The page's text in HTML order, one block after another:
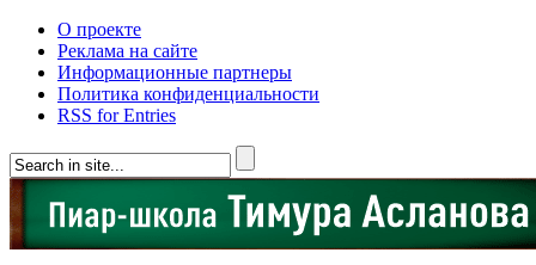
О проекте
Реклама на сайте
Информационные партнеры
Политика конфиденциальности
RSS for Entries